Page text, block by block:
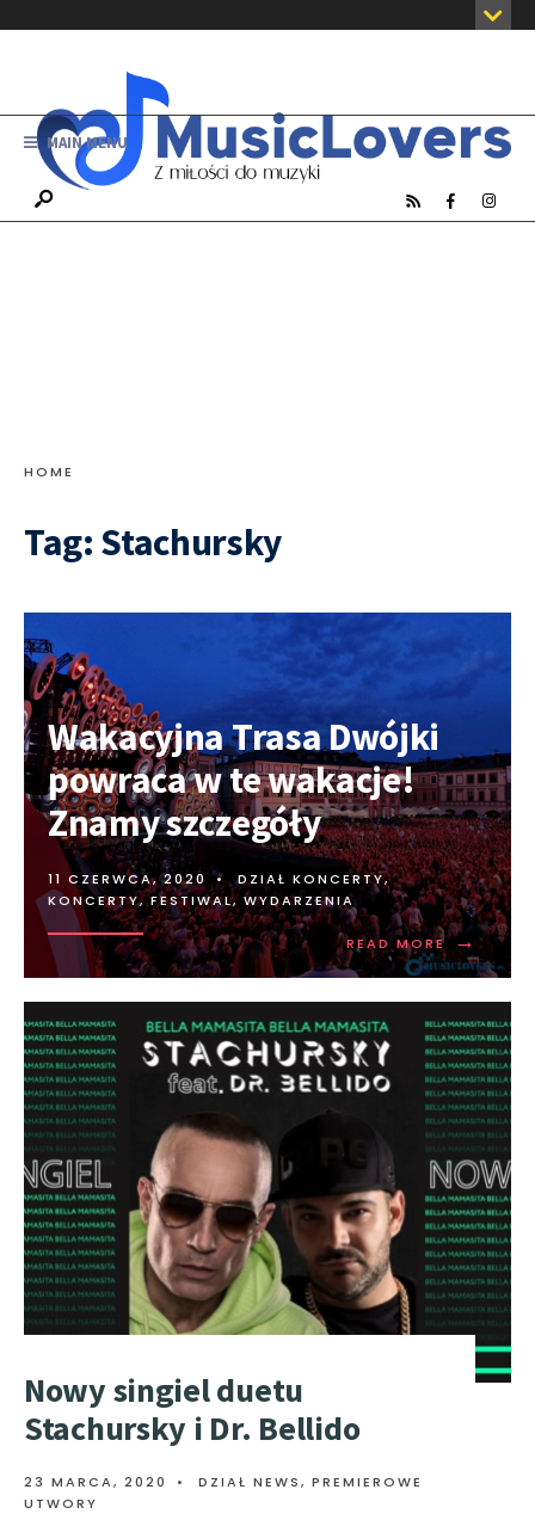
MAIN MENU
HOME
Tag: Stachursky
Wakacyjna Trasa Dwójki
powraca w te wakacje!
Znamy szczegóły
11 CZERWCA, 2020 • DZIAŁ KONCERTY,
KONCERTY, FESTIWAL, WYDARZENIA
READ MORE →
Nowy singiel duetu
Stachursky i Dr. Bellido
23 MARCA, 2020 • DZIAŁ NEWS, PREMIEROWE
UTWORY